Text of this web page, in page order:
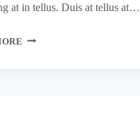
at in tellus. Duis at tellus at…
THE